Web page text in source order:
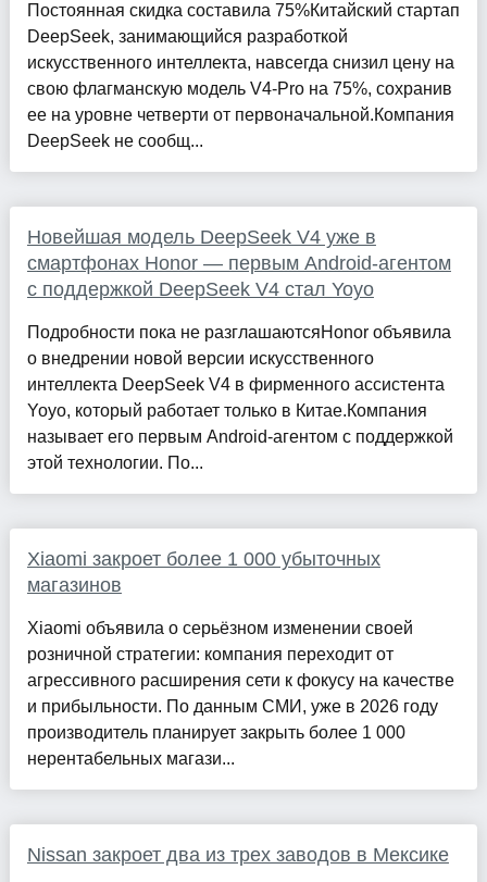
Постоянная скидка составила 75%Китайский стартап
DeepSeek, занимающийся разработкой
искусственного интеллекта, навсегда снизил цену на
свою флагманскую модель V4-Pro на 75%, сохранив
ее на уровне четверти от первоначальной.Компания
DeepSeek не сообщ...
Новейшая модель DeepSeek V4 уже в
смартфонах Honor — первым Android-агентом
с поддержкой DeepSeek V4 стал Yoyo
Подробности пока не разглашаютсяHonor объявила
о внедрении новой версии искусственного
интеллекта DeepSeek V4 в фирменного ассистента
Yoyo, который работает только в Китае.Компания
называет его первым Android-агентом с поддержкой
этой технологии. По...
Xiaomi закроет более 1 000 убыточных
магазинов
Xiaomi объявила о серьёзном изменении своей
розничной стратегии: компания переходит от
агрессивного расширения сети к фокусу на качестве
и прибыльности. По данным СМИ, уже в 2026 году
производитель планирует закрыть более 1 000
нерентабельных магази...
Nissan закроет два из трех заводов в Мексике